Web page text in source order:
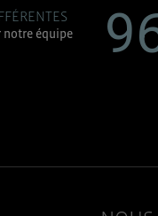
notre équipe